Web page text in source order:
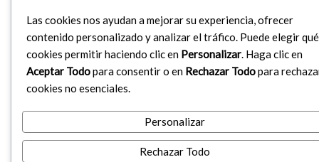
Las cookies nos ayudan a mejorar su experiencia, ofrecer
contenido personalizado y analizar el tráfico. Puede elegir qué
cookies permitir haciendo clic en Personalizar. Haga clic en
Aceptar Todopara consentir o en Rechazar Todopara
cookies no esenciales.
Personalizar
Rechazar Todo